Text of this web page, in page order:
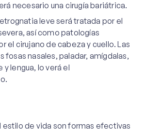
necesario una cirugía bariátrica.
leve será tratada por el
así como patologías
el cirujano de cabeza y cuello. Las
fosas nasales, paladar, amígdalas,
lengua, lo verá el
estilo de vida son formas efectivas